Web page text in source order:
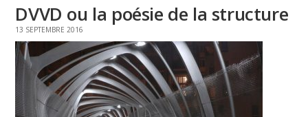
DVVD ou la poésie de la structure
13 SEPTEMBRE 2016